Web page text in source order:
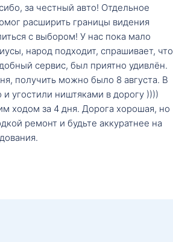
за честный авто! Отдельное
расширить границы видения
с выбором! У нас пока мало
народ подходит, спрашивает, что
сервис, был приятно удивлён.
получить можно было 8 августа. В
угостили ништяками в дорогу ))))
ходом за 4 дня. Дорога хорошая, но
ремонт и будьте аккуратнее на